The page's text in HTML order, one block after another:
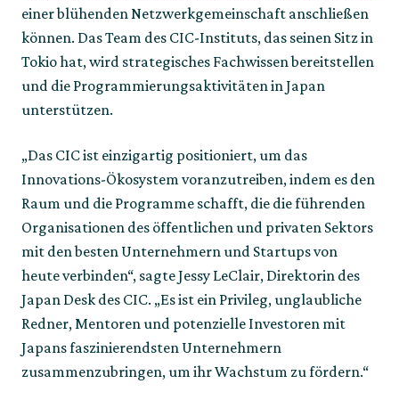
einer blühenden Netzwerkgemeinschaft anschließen
können. Das Team des CIC-Instituts, das seinen Sitz in
Tokio hat, wird strategisches Fachwissen bereitstellen
und die Programmierungsaktivitäten in Japan
unterstützen.
„Das CIC ist einzigartig positioniert, um das
Innovations-Ökosystem voranzutreiben, indem es den
Raum und die Programme schafft, die die führenden
Organisationen des öffentlichen und privaten Sektors
mit den besten Unternehmern und Startups von
heute verbinden“, sagte Jessy LeClair, Direktorin des
Japan Desk des CIC. „Es ist ein Privileg, unglaubliche
Redner, Mentoren und potenzielle Investoren mit
Japans faszinierendsten Unternehmern
zusammenzubringen, um ihr Wachstum zu fördern.“